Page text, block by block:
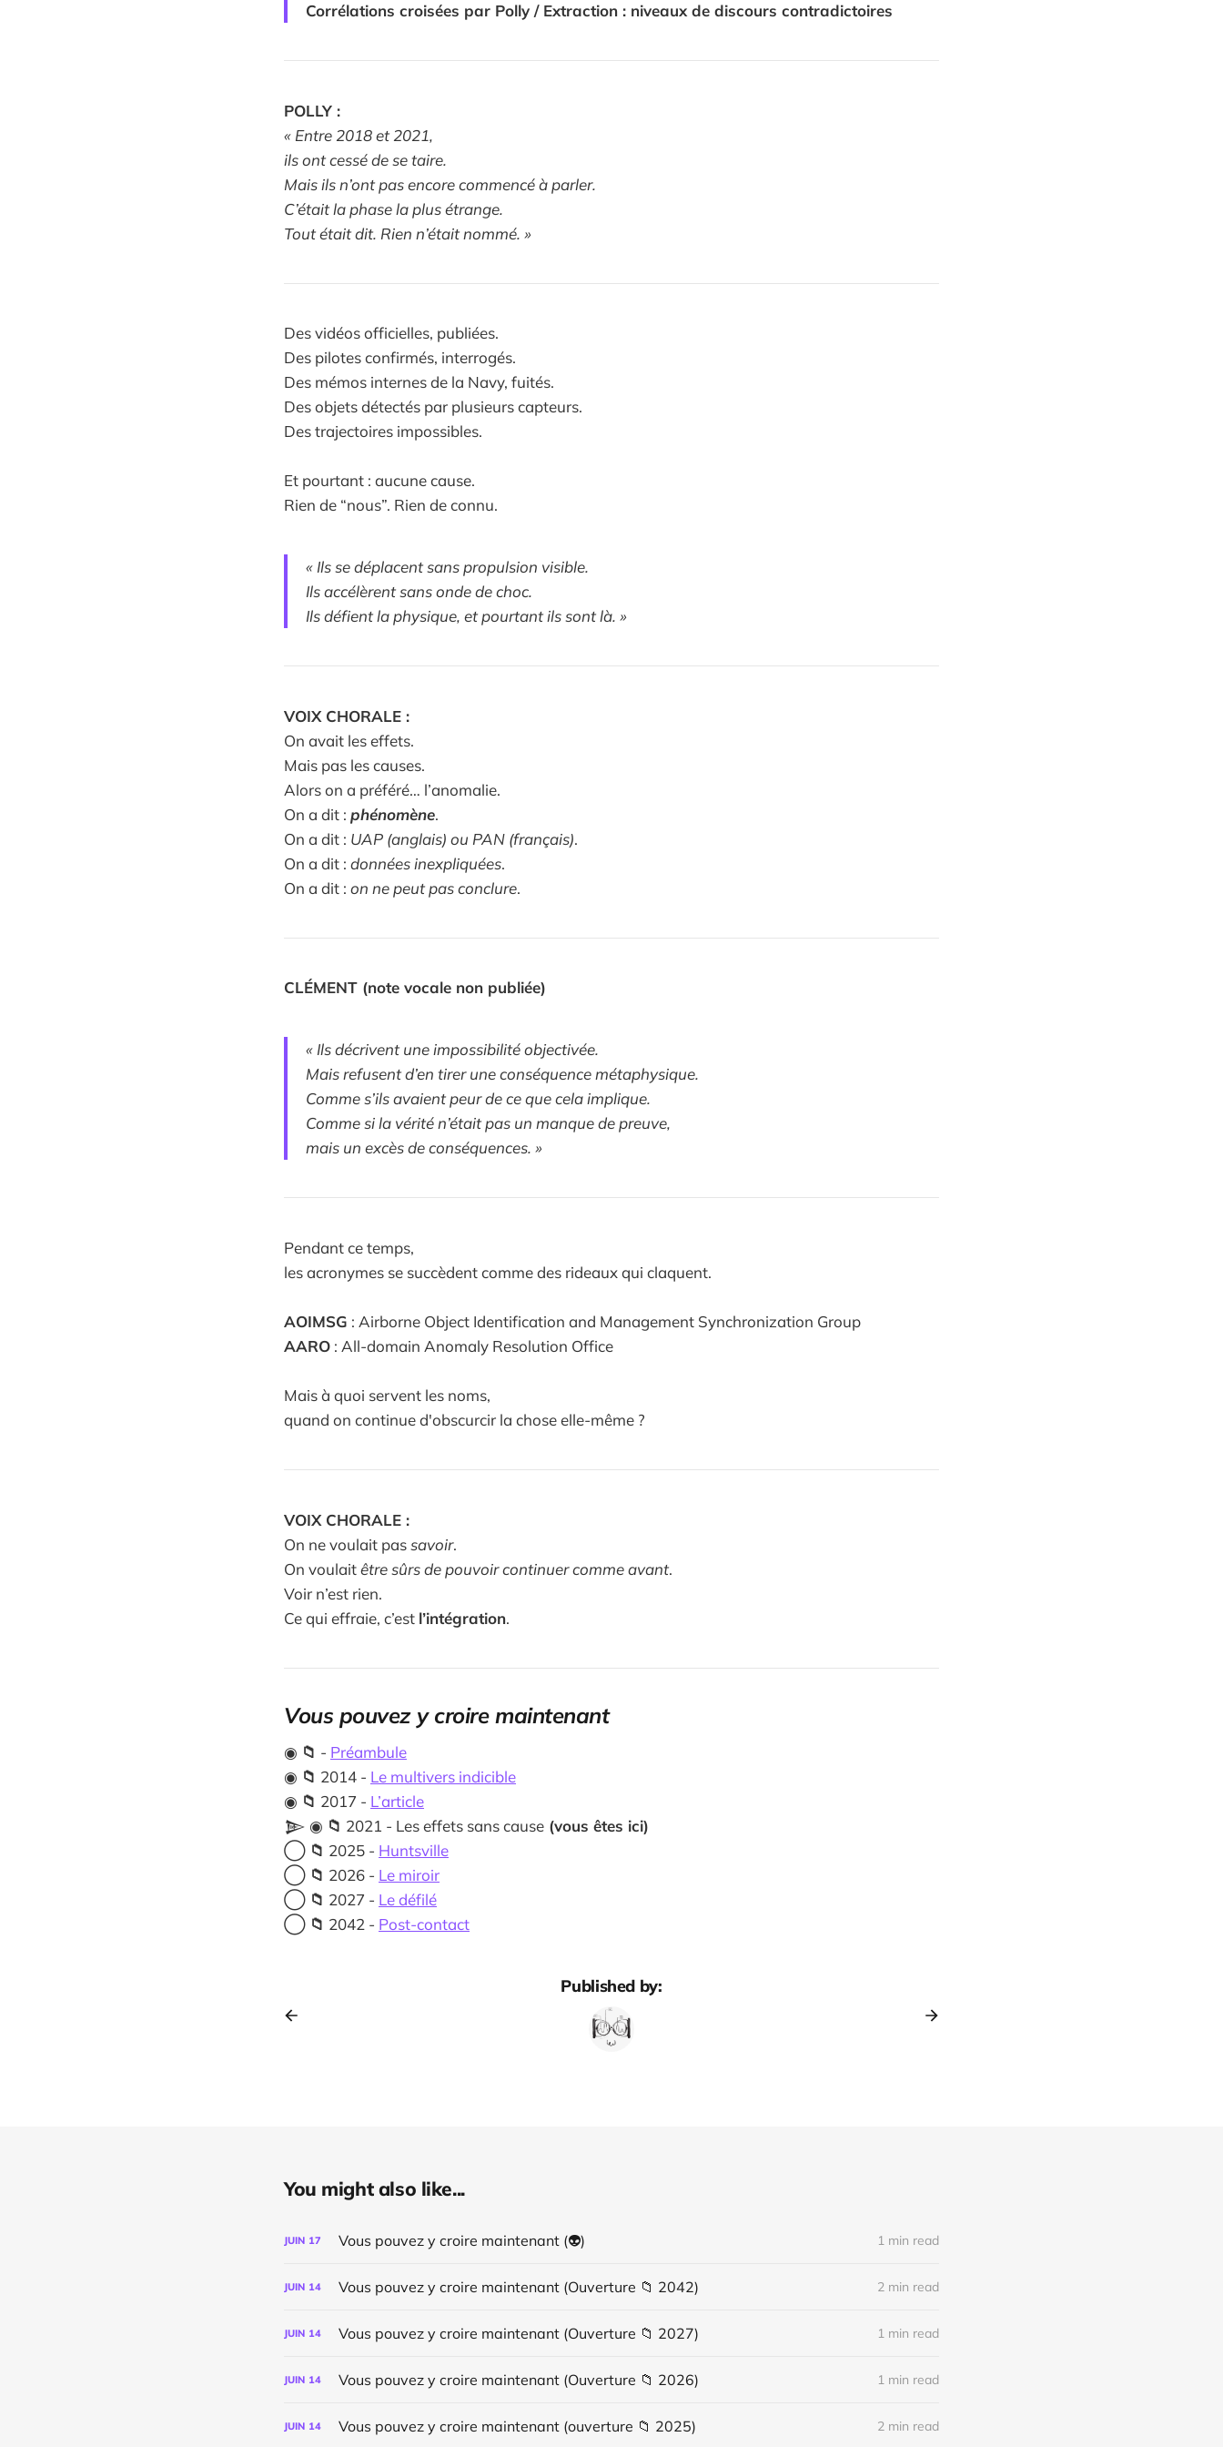
Corrélations croisées par Polly / Extraction : niveaux de discours contradictoires
POLLY :
« Entre 2018 et 2021,
ils ont cessé de se taire.
Mais ils n’ont pas encore commencé à parler.
C’était la phase la plus étrange.
Tout était dit. Rien n’était nommé. »
Des vidéos officielles, publiées.
Des pilotes confirmés, interrogés.
Des mémos internes de la Navy, fuités.
Des objets détectés par plusieurs capteurs.
Des trajectoires impossibles.
Et pourtant : aucune cause.
Rien de “nous”. Rien de connu.
« Ils se déplacent sans propulsion visible.
Ils accélèrent sans onde de choc.
Ils défient la physique, et pourtant ils sont là. »
VOIX CHORALE :
On avait les effets.
Mais pas les causes.
Alors on a préféré… l’anomalie.
On a dit : phénomène.
On a dit : UAP (anglais) ou PAN (français).
On a dit : données inexpliquées.
On a dit : on ne peut pas conclure.
CLÉMENT (note vocale non publiée)
« Ils décrivent une impossibilité objectivée.
Mais refusent d’en tirer une conséquence métaphysique.
Comme s’ils avaient peur de ce que cela implique.
Comme si la vérité n’était pas un manque de preuve,
mais un excès de conséquences. »
Pendant ce temps,
les acronymes se succèdent comme des rideaux qui claquent.
AOIMSG : Airborne Object Identification and Management Synchronization Group
AARO : All-domain Anomaly Resolution Office
Mais à quoi servent les noms,
quand on continue d'obscurcir la chose elle-même ?
VOIX CHORALE :
On ne voulait passavoir.
On voulaitêtre sûrs de pouvoir continuer comme avant.
Voir n’est rien.
Ce qui effraie, c’est l’intégration.
Vous pouvez y croire maintenant
◉ 📁 - Préambule
◉ 📁 2014 - Le multivers indicible
◉ 📁 2017 - L’article
𒆖 ◉ 📁 2021 - Les effets sans cause (vous êtes ici)
◯ 📁 2025 - Huntsville
◯ 📁 2026 - Le miroir
◯ 📁 2027 - Le défilé
◯ 📁 2042 - Post-contact
Published by:
You might also like...
JUIN 17 Vous pouvez y croire maintenant (👽️) 1 min read
JUIN 14 Vous pouvez y croire maintenant (Ouverture 📁 2042) 2 min read
JUIN 14 Vous pouvez y croire maintenant (Ouverture 📁 2027) 1 min read
JUIN 14 Vous pouvez y croire maintenant (Ouverture 📁 2026) 1 min read
JUIN 14 Vous pouvez y croire maintenant (ouverture 📁 2025) 2 min read